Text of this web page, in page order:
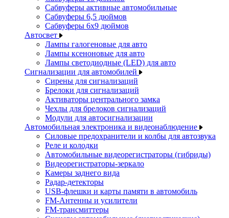
Сабвуферы активные автомобильные
Сабвуферы 6,5 дюймов
Сабвуферы 6x9 дюймов
Автосвет
Лампы галогеновые для авто
Лампы ксеноновые для авто
Лампы светодиодные (LED) для авто
Сигнализации для автомобилей
Сирены для сигнализаций
Брелоки для сигнализаций
Активаторы центрального замка
Чехлы для брелоков сигнализаций
Модули для автосигнализации
Автомобильная электроника и видеонаблюдение
Силовые предохранители и колбы для автозвука
Реле и колодки
Автомобильные видеорегистраторы (гибриды)
Видеорегистраторы-зеркало
Камеры заднего вида
Радар-детекторы
USB-флешки и карты памяти в автомобиль
FM-Антенны и усилители
FM-трансмиттеры